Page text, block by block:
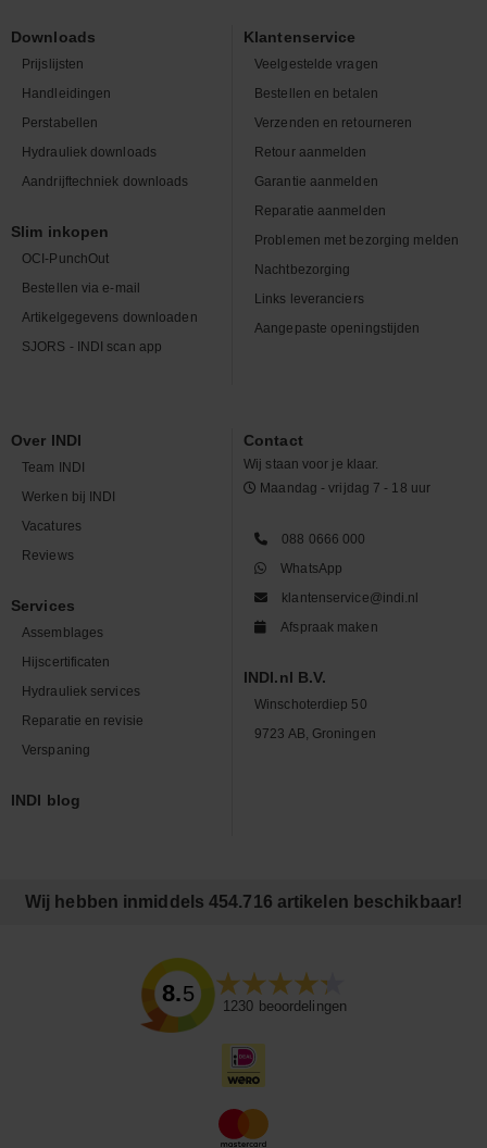
Downloads
Prijslijsten
Handleidingen
Perstabellen
Hydrauliek downloads
Aandrijftechniek downloads
Slim inkopen
OCI-PunchOut
Bestellen via e-mail
Artikelgegevens downloaden
SJORS - INDI scan app
Klantenservice
Veelgestelde vragen
Bestellen en betalen
Verzenden en retourneren
Retour aanmelden
Garantie aanmelden
Reparatie aanmelden
Problemen met bezorging melden
Nachtbezorging
Links leveranciers
Aangepaste openingstijden
Over INDI
Team INDI
Werken bij INDI
Vacatures
Reviews
Services
Assemblages
Hijscertificaten
Hydrauliek services
Reparatie en revisie
Verspaning
INDI blog
Contact
Wij staan voor je klaar.
Maandag - vrijdag 7 - 18 uur
088 0666 000
WhatsApp
klantenservice@indi.nl
Afspraak maken
INDI.nl B.V.
Winschoterdiep 50
9723 AB, Groningen
Wij hebben inmiddels 454.716 artikelen beschikbaar!
8.5
1230 beoordelingen